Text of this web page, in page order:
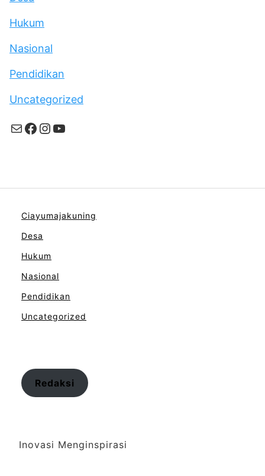
Hukum
Nasional
Pendidikan
Uncategorized
MailFacebook
Instagram
YouTube
Ciayumajakuning
Desa
Hukum
Nasional
Pendidikan
Uncategorized
Redaksi
Inovasi Menginspirasi